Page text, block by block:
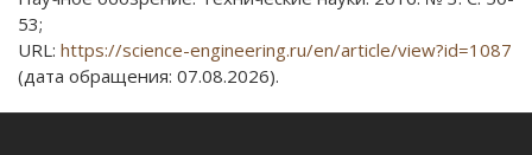
53;
URL: https://science-engineering.ru/en/article/view?id=1087
(дата обращения: 07.08.2026).